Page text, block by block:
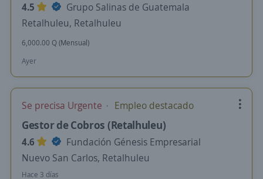
4.5
Grupo Salinas de Guatemala
Retalhuleu, Retalhuleu
6,000.00 Q (Mensual)
Ayer
Se precisa Urgente Empleo destacado
Gestor de Cobros (Retalhuleu)
4.6
Fundación Génesis Empresarial
Nuevo San Carlos, Retalhuleu
Hace 3 días